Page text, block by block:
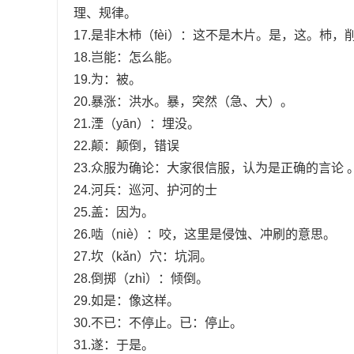
理、规律。
17.是非木杮（fèi）：这不是木片。是，这。杮，
18.岂能：怎么能。
19.为：被。
20.暴涨：洪水。暴，突然（急、大）。
21.湮（yān）：埋没。
22.颠：颠倒，错误
23.众服为确论：大家很信服，认为是正确的言论
24.河兵：巡河、护河的士
25.盖：因为。
26.啮（niè）：咬，这里是侵蚀、冲刷的意思。
27.坎（kǎn）穴：坑洞。
28.倒掷（zhì）：倾倒。
29.如是：像这样。
30.不已：不停止。已：停止。
31.遂：于是。